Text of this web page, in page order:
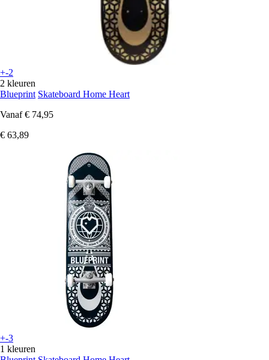
+-2
2 kleuren
Blueprint Skateboard Home Heart
Vanaf € 74,95
€ 63,89
+-3
1 kleuren